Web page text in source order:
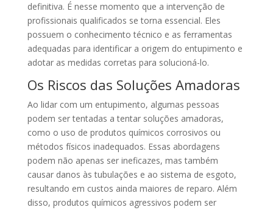
definitiva. É nesse momento que a intervenção de
profissionais qualificados se torna essencial. Eles
possuem o conhecimento técnico e as ferramentas
adequadas para identificar a origem do entupimento e
adotar as medidas corretas para solucioná-lo.
Os Riscos das Soluções Amadoras
Ao lidar com um entupimento, algumas pessoas
podem ser tentadas a tentar soluções amadoras,
como o uso de produtos químicos corrosivos ou
métodos físicos inadequados. Essas abordagens
podem não apenas ser ineficazes, mas também
causar danos às tubulações e ao sistema de esgoto,
resultando em custos ainda maiores de reparo. Além
disso, produtos químicos agressivos podem ser